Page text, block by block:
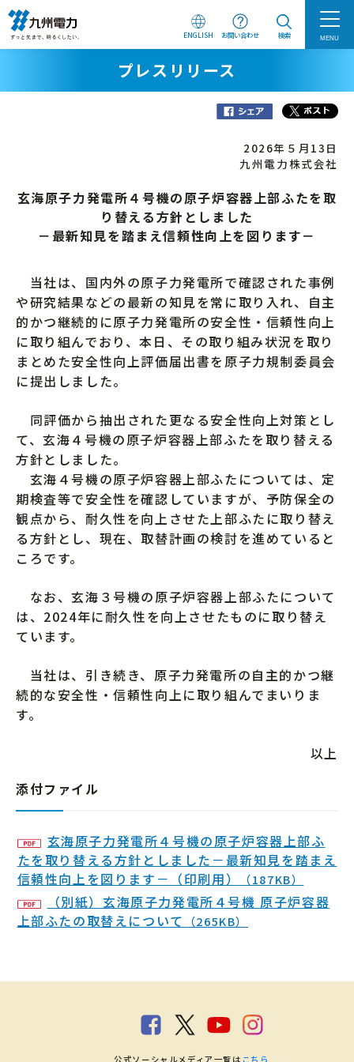
ENGLISH お問い合わせ 検索 MENU
プレスリリース
2026年５月13日
九州電力株式会社
玄海原子力発電所４号機の原子炉容器上部ふたを取
り替える方針としました
－最新知見を踏まえ信頼性向上を図ります－
当社は、国内外の原子力発電所で確認された事例
や研究結果などの最新の知見を常に取り入れ、自主
的かつ継続的に原子力発電所の安全性・信頼性向上
に取り組んでおり、本日、その取り組み状況を取り
まとめた安全性向上評価届出書を原子力規制委員会
に提出しました。
同評価から抽出された更なる安全性向上対策とし
て、玄海４号機の原子炉容器上部ふたを取り替える
方針としました。
玄海４号機の原子炉容器上部ふたについては、定
期検査等で安全性を確認していますが、予防保全の
観点から、耐久性を向上させた上部ふたに取り替え
る方針とし、現在、取替計画の検討を進めていると
ころです。
なお、玄海３号機の原子炉容器上部ふたについて
は、2024年に耐久性を向上させたものに取り替え
ています。
当社は、引き続き、原子力発電所の自主的かつ継
続的な安全性・信頼性向上に取り組んでまいりま
す。
以上
添付ファイル
玄海原子力発電所４号機の原子炉容器上部ふ
たを取り替える方針としました－最新知見を踏まえ
信頼性向上を図ります－（印刷用）
（187KB）
（別紙）玄海原子力発電所４号機 原子炉容器
上部ふたの取替えについて （265KB）
公式ソーシャルメディア一覧は こちら